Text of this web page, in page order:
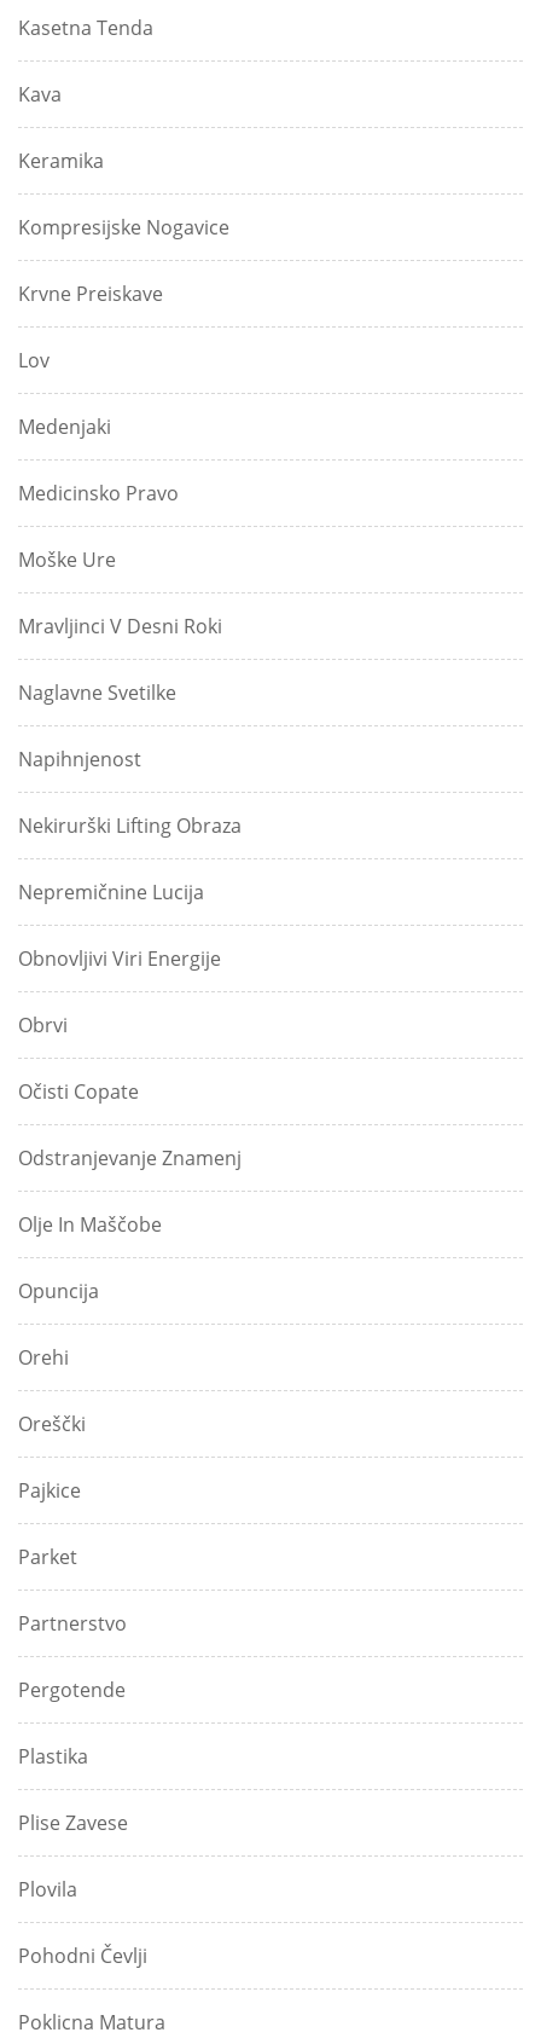
Kasetna Tenda
Kava
Keramika
Kompresijske Nogavice
Krvne Preiskave
Lov
Medenjaki
Medicinsko Pravo
Moške Ure
Mravljinci V Desni Roki
Naglavne Svetilke
Napihnjenost
Nekirurški Lifting Obraza
Nepremičnine Lucija
Obnovljivi Viri Energije
Obrvi
Očisti Copate
Odstranjevanje Znamenj
Olje In Maščobe
Opuncija
Orehi
Oreščki
Pajkice
Parket
Partnerstvo
Pergotende
Plastika
Plise Zavese
Plovila
Pohodni Čevlji
Poklicna Matura